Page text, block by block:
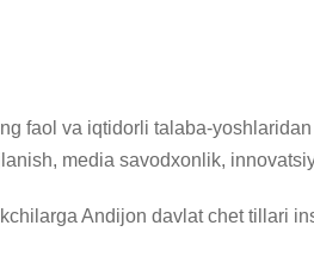
faol va iqtidorli talaba-
media savodxonlik,
Andijon davlat chet tillari